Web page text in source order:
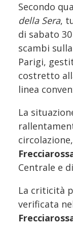
Secondo
della Sera,
di sabato
scambi
Parigi,
costretto
linea
La
Centrale e
La criticità
verificata